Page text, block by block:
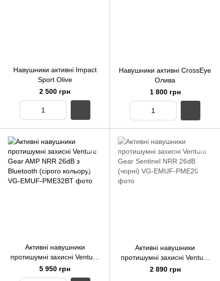
Навушники активні Impact
Sport Olive
2 500 грн
Навушники активні CrossEye
Олива
1 800 грн
Активні навушники
протишумні захисні Venture
Gear AMP NRR 26dB з
Bluetooth (сірого кольору)
5 950 грн
Активні навушники
протишумні захисні Venture
Gear Sentinel NRR 26dB
2 890 грн